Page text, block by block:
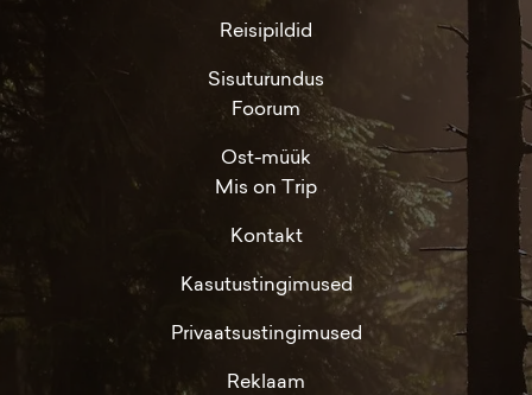
Reisipildid
Sisuturundus
Foorum
Ost-müük
Mis on Trip
Kontakt
Kasutustingimused
Privaatsustingimused
Reklaam